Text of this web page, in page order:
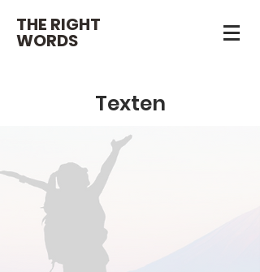
THE RIGHT
WORDS
Texten